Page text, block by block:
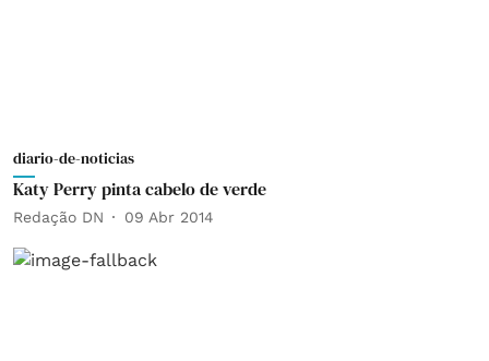
diario-de-noticias
Katy Perry pinta cabelo de verde
Redação DN 09 Abr 2014